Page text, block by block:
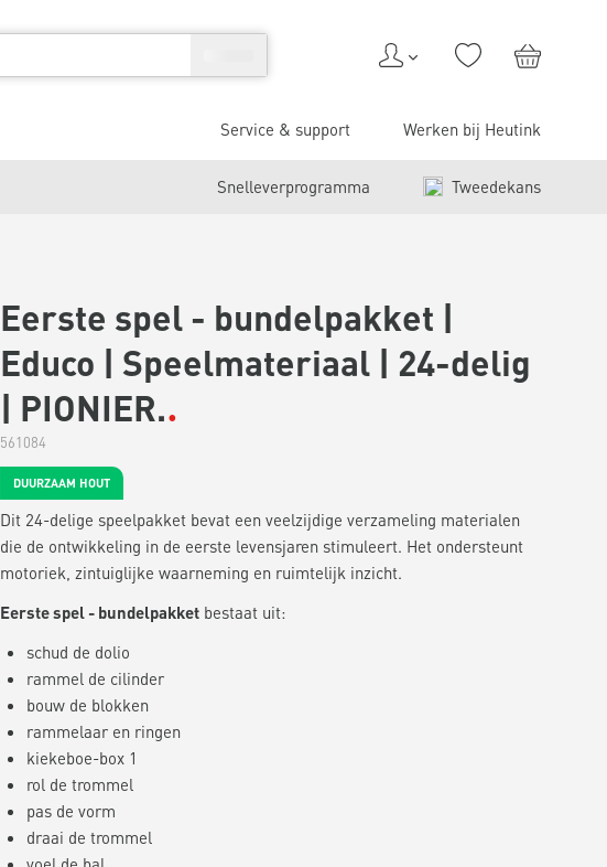
Service & support Werken bij Heutink
Snelleverprogramma Tweedekans
Eerste spel - bundelpakket |
Educo | Speelmateriaal | 24-delig
| PIONIER.
561084
DUURZAAM HOUT
Dit 24-delige speelpakket bevat een veelzijdige verzameling materialen
die de ontwikkeling in de eerste levensjaren stimuleert. Het ondersteunt
motoriek, zintuiglijke waarneming en ruimtelijk inzicht.
Eerste spel - bundelpakket bestaat uit:
schud de dolio
rammel de cilinder
bouw de blokken
rammelaar en ringen
kiekeboe-box 1
rol de trommel
pas de vorm
draai de trommel